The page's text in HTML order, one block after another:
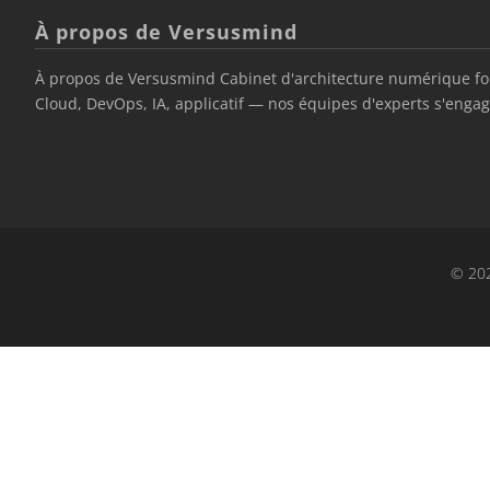
À propos de Versusmind
À propos de Versusmind Cabinet d'architecture numérique
Cloud, DevOps, IA, applicatif — nos équipes d'experts
©